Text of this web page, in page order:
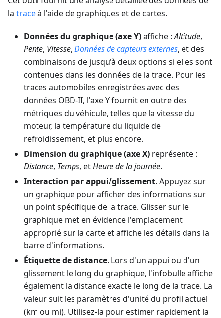
la traceà l'aide de graphiques et de cartes.
Données du graphique (axe Y)affiche :Altitude,
Pente, Vitesse, Données de capteurs externes, et des
combinaisons de jusqu'à deux options si elles sont
contenues dans les données de la trace. Pour les
traces automobiles enregistrées avec des
données OBD-II, l'axe Y fournit en outre des
métriques du véhicule, telles que la vitesse du
moteur, la température du liquide de
refroidissement, et plus encore.
Dimension du graphique (axe X) représente :
Distance, Temps, etHeure de la journée.
Interaction par appui/glissement. Appuyez sur
un graphique pour afficher des informations sur
un point spécifique de la trace. Glisser sur le
graphique met en évidence l'emplacement
approprié sur la carte et affiche les détails dans la
barre d'informations.
Étiquette de distance. Lors d'un appui ou d'un
glissement le long du graphique, l'infobulle affiche
également la distance exacte le long de la trace. La
valeur suit les paramètres d'unité du profil actuel
(km ou mi). Utilisez-la pour estimer rapidement la